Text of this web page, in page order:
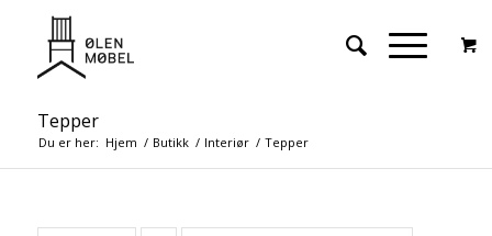
Tepper
Du er her: Hjem / Butikk / Interiør / Tepper